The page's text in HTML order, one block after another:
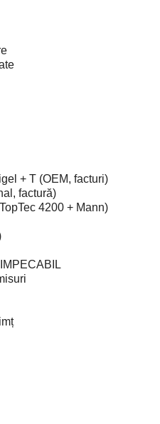
+ T (OEM, facturi)
factură)
4200 + Mann)